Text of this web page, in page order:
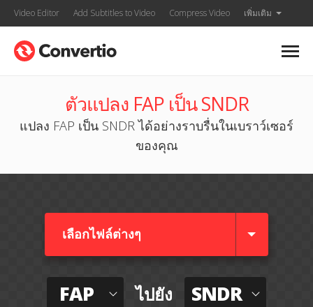
Video Editor Add Subtitles to Video Compress Video เพิ่มเติม
ตัวแปลง FAP เป็น SNDR
แปลง FAP เป็น SNDR ได้อย่างราบรื่นในเบราว์เซอร์
ของคุณ
เลือกไฟล์ต่างๆ​
FAP ไปยัง SNDR